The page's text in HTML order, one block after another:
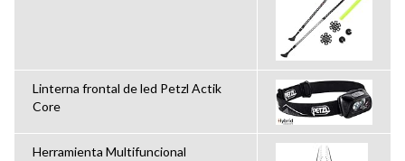
Linterna frontal de led Petzl Actik
Core
Herramienta Multifuncional